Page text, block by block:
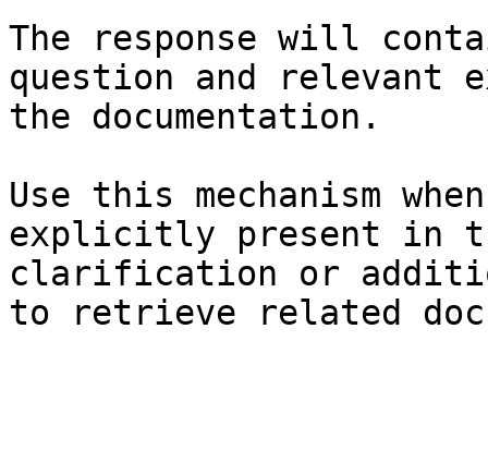
The response will
question and relevant
the documentation.
Use this mechanism
explicitly present in
clarification or